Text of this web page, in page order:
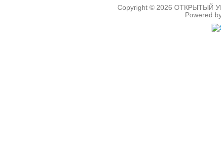
Copyright © 2026ОТКРЫТЫЙ
Powered